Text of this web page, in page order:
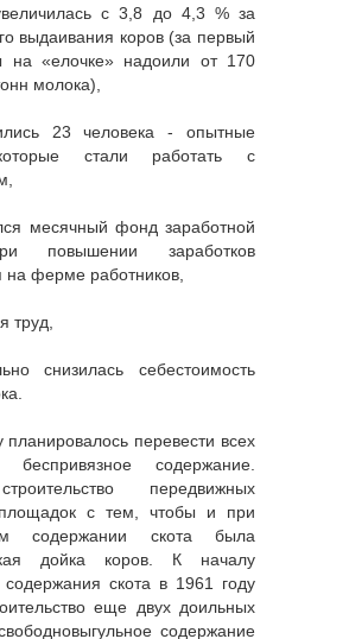
с 3,8 до 4,3 % за
выдаивания коров (за первый
на «елочке» надоили от 170
молока),
23 человека - опытные
стали работать с
месячный фонд заработной
повышении заработков
на ферме работников,
труд,
снизилась себестоимость
планировалось перевести всех
содержание.
передвижных
с тем, чтобы и при
содержании скота была
дойка коров. К началу
содержания скота в 1961 году
еще двух доильных
содержание